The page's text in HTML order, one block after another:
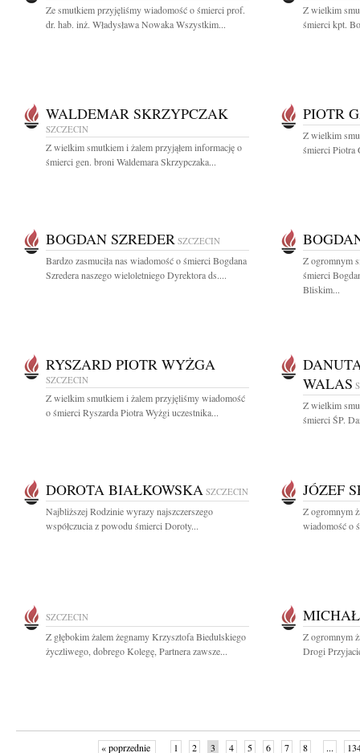
Ze smutkiem przyjęliśmy wiadomość o śmierci prof.
dr. hab. inż. Władysława Nowaka Wszystkim...
Z wielkim
śmierci kpt.
WALDEMAR SKRZYPCZAK
SZCZECIN
Z wielkim smutkiem i żalem przyjąłem informację o
śmierci gen. broni Waldemara Skrzypczaka...
PIOTR
Z wielkim
śmierci Piotra
BOGDAN SZREDER SZCZECIN
Bardzo zasmuciła nas wiadomość o śmierci Bogdana
Szredera naszego wieloletniego Dyrektora ds....
Z ogromnym
śmierci
Bliskim...
RYSZARD PIOTR WYŻGA
SZCZECIN
Z wielkim smutkiem i żalem przyjęliśmy wiadomość
o śmierci Ryszarda Piotra Wyżgi uczestnika...
WALAS
Z wielkim
śmierci ŚP.
DOROTA BIAŁKOWSKA SZCZECIN
Najbliższej Rodzinie wyrazy najszczerszego
współczucia z powodu śmierci Doroty...
JÓZEF
Z ogromnym
wiadomość o
SZCZECIN
Z głębokim żalem żegnamy Krzysztofa Biedulskiego
życzliwego, dobrego Kolegę, Partnera zawsze...
Z ogromnym
Drogi
« poprzednie 1 2 3 4 5 6 7 8 ...